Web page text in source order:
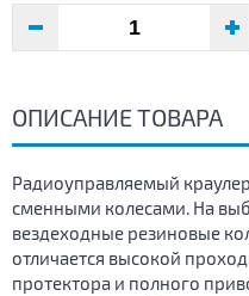
ОПИСАНИЕ ТОВАРА
Радиоуправляемый
сменными колесами. На
вездеходные резиновые
отличается высокой
протектора и полного